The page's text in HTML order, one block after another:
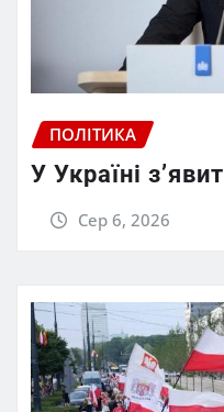
ПОЛІТИКА
У Україні
Сер 6, 2026